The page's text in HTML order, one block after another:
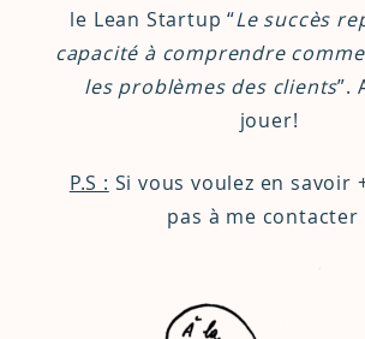
le Lean Startup “Le succès
capacité à comprendre
les problèmes des clients”.
jouer!
P.S : Si vous voulez en savoir
pas à me contacter